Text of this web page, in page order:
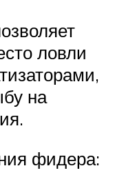
ловли
на
фидера: